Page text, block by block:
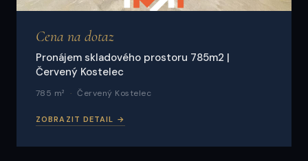
Cena na dotaz
Pronájem skladového prostoru 785m2 |
Červený Kostelec
785 m² Červený Kostelec
ZOBRAZIT DETAIL →